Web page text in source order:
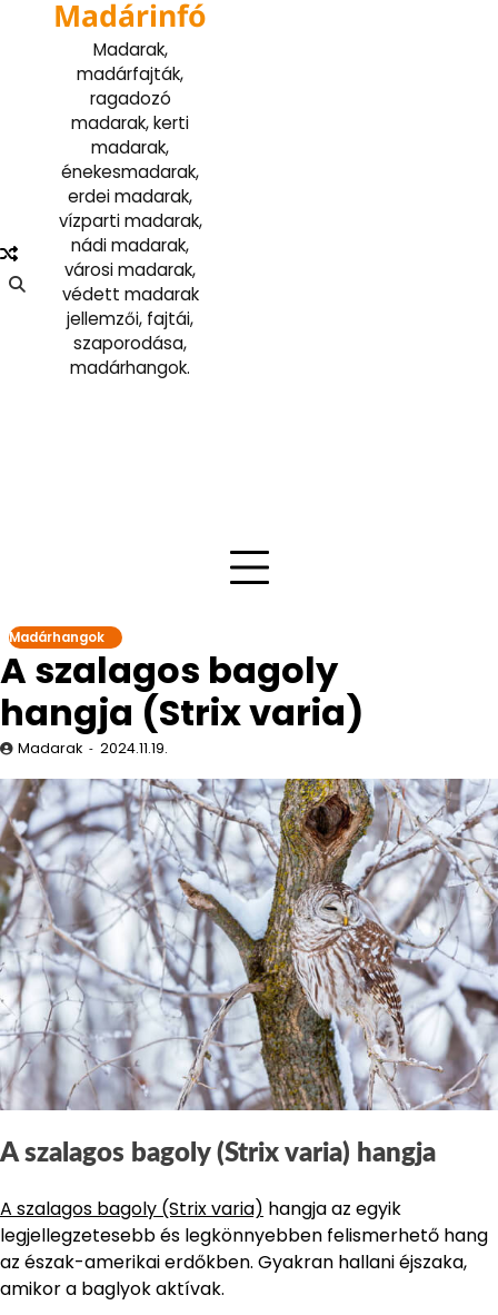
Madárinfó
Madarak,
madárfajták,
ragadozó
madarak, kerti
madarak,
énekesmadarak,
erdei madarak,
vízparti madarak,
nádi madarak,
városi madarak,
védett madarak
jellemzői, fajtái,
szaporodása,
madárhangok.
Madárhangok
A szalagos bagoly
hangja (Strix varia)
Madarak 2024.11.19.
A szalagos bagoly (Strix varia) hangja
A szalagos bagoly (Strix varia) hangja az egyik
legjellegzetesebb és legkönnyebben felismerhető hang
az észak-amerikai erdőkben. Gyakran hallani éjszaka,
amikor a baglyok aktívak.